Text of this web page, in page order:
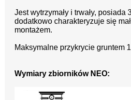
Jest wytrzymały i trwały, posiada
dodatkowo charakteryzuje się
montażem.
Maksymalne przykrycie gruntem
Wymiary zbiorników NEO: